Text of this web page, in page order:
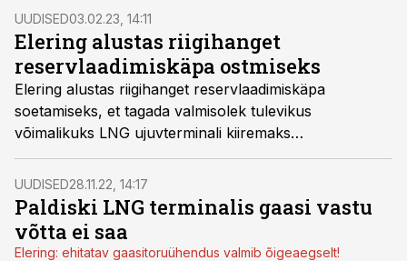
elujõu ja konkurentsivõime.
UUDISED03.02.23, 14:11
Elering alustas riigihanget
reservlaadimiskäpa ostmiseks
Elering alustas riigihanget reservlaadimiskäpa
soetamiseks, et tagada valmisolek tulevikus
võimalikuks LNG ujuvterminali kiiremaks
kasutuselevõtuks Paldiskis.
UUDISED28.11.22, 14:17
Paldiski LNG terminalis gaasi vastu
võtta ei saa
Elering: ehitatav gaasitoruühendus valmib õigeaegselt!